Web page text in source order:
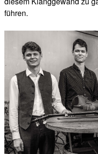
führen.